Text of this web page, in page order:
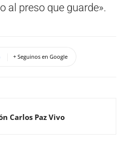
al preso que guarde».
+ Seguinos en Google
Carlos Paz Vivo